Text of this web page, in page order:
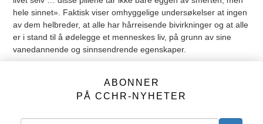
hele sinnet». Faktisk viser omhyggelige undersøkelser at ingen
av dem helbreder, at alle har hårreisende bivirkninger og at alle
er i stand til å ødelegge et menneskes liv, på grunn av sine
vanedannende og sinnsendrende egenskaper.
til å hjernevaske unge menn til å bli selvmordsbombere. Minst
250 000 barn på verdensplan, noen helt ned til syvårs-alderen,
amfetaminer og beroligende for å gå på «mordorgier» i
ABONNER
PÅ CCHR-NYHETER